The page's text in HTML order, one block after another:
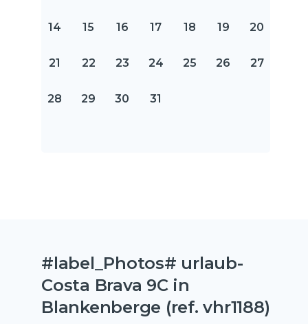
14 15 16 17 18 19 20
21 22 23 24 25 26 27
28 29 30 31
#label_Photos# urlaub-
Costa Brava 9C in
Blankenberge (ref. vhr1188)